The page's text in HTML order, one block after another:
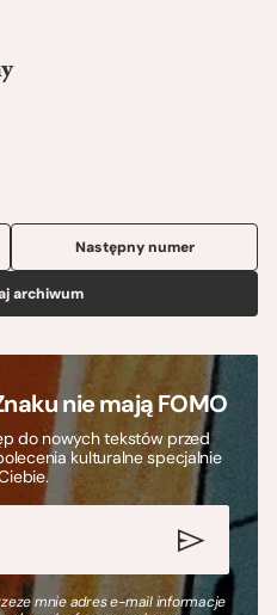
archiwum
Następny numer
nie mają FOMO
do nowych tekstów przed
kulturalne specjalnie
mnie adres e-mail informacje